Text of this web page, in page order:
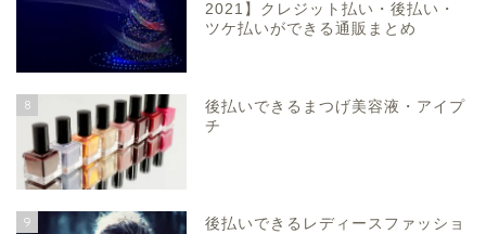
2021】クレジット払い・後払い・
ツケ払いができる通販まとめ
8
後払いできるまつげ美容液・アイプ
チ
9
後払いできるレディースファッショ